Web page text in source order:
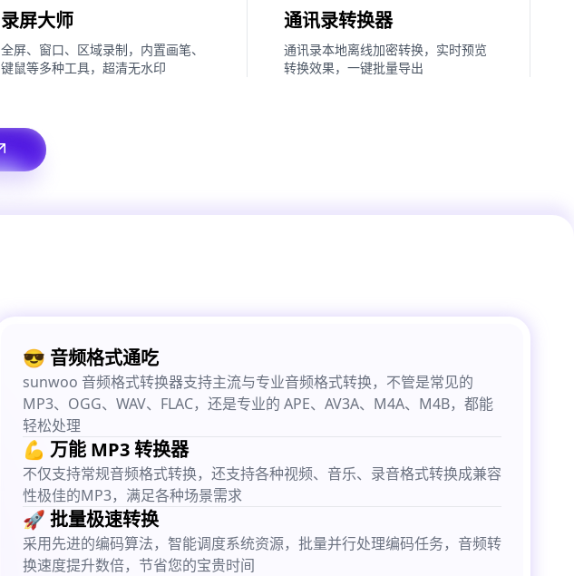
录屏大师
全屏、窗口、区域录制，内置画笔、
键鼠等多种工具，超清无水印
通讯录转换器
通讯录本地离线加密转换，实时预览
转换效果，一键批量导出
😎 音频格式通吃
sunwoo 音频格式转换器支持主流与专业音频格式转换，不管是常见的
MP3、OGG、WAV、FLAC，还是专业的 APE、AV3A、M4A、M4B，都能
轻松处理
💪 万能 MP3 转换器
不仅支持常规音频格式转换，还支持各种视频、音乐、录音格式转换成兼容
性极佳的MP3，满足各种场景需求
🚀 批量极速转换
采用先进的编码算法，智能调度系统资源，批量并行处理编码任务，音频转
换速度提升数倍，节省您的宝贵时间